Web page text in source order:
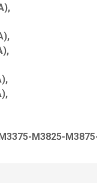
M3825-